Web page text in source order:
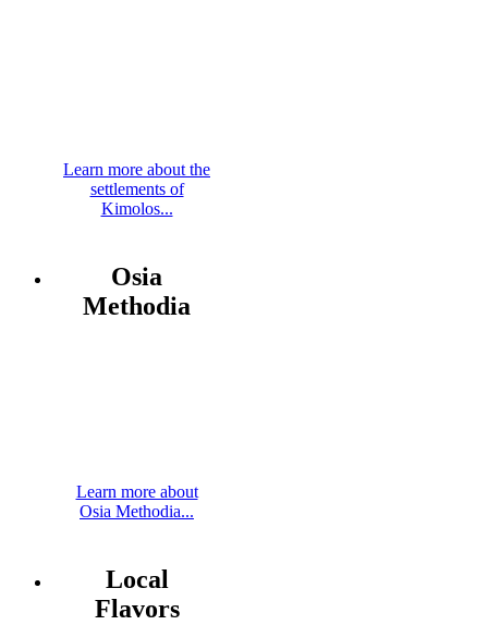
Learn more about the
settlements of
Kimolos...
Osia
Methodia
Learn more about
Osia Methodia...
Local
Flavors